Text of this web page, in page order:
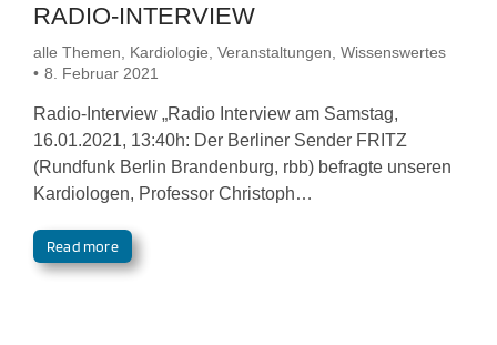
RADIO-INTERVIEW
alle Themen Kardiologie Veranstaltungen Wissenswertes
8. Februar 2021
Radio-Interview „Radio Interview am Samstag,
16.01.2021, 13:40h: Der Berliner Sender FRITZ
(Rundfunk Berlin Brandenburg, rbb) befragte unseren
Kardiologen, Professor Christoph…
Read more